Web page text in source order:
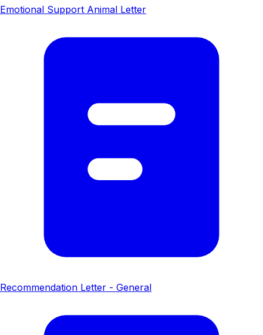
Emotional Support Animal Letter
Recommendation Letter - General